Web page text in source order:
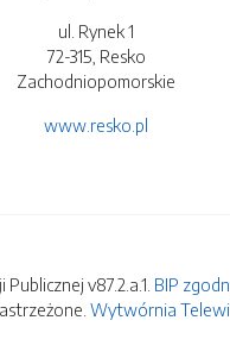
ul. Rynek 1
72-315, Resko
Zachodniopomorskie
www.resko.pl
v87.2.a.1. BIP
Wytwórnia